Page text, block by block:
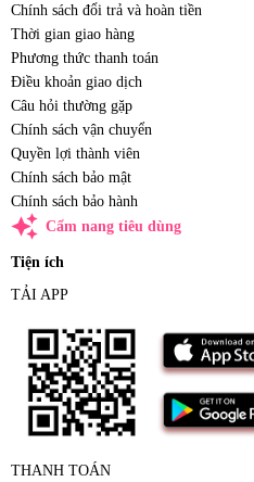
Chính sách đổi trả và hoàn tiền
Thời gian giao hàng
Phương thức thanh toán
Điều khoản giao dịch
Câu hỏi thường gặp
Chính sách vận chuyển
Quyền lợi thành viên
Chính sách bảo mật
Chính sách bảo hành
auto_awesome Cẩm nang tiêu dùng
Tiện ích
TẢI APP
THANH TOÁN